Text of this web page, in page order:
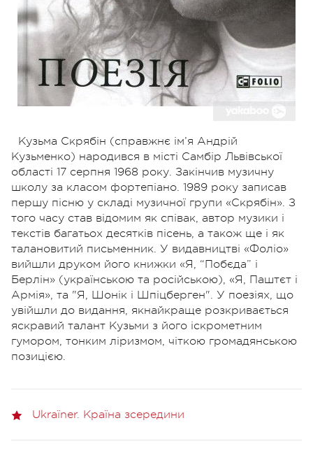
Кузьма Скрябін (справжнє ім’я Андрій
Кузьменко) народився в місті Самбір Львівської
області 17 серпня 1968 року. Закінчив музичну
школу за класом фортепіано. 1989 року записав
першу пісню у складі музичної групи «Скрябін». З
того часу став відомим як співак, автор музики і
текстів багатьох десятків пісень, а також ще і як
талановитий письменник. У видавництві «Фоліо»
вийшли друком його книжки «Я, “Побєда” і
Берлін» (українською та російською), «Я, Паштєт і
Армія», та "Я, Шонік і Шпіцберген". У поезіях, що
увійшли до видання, якнайкраще розкривається
яскравий талант Кузьми з його іскрометним
гумором, тонким ліризмом, чіткою громадянською
позицією.
Ukraїner. Країна зсередини